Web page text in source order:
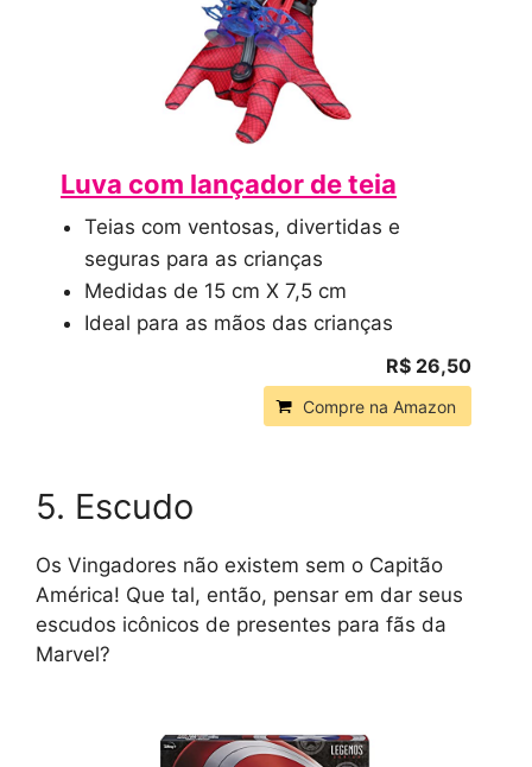
Luva com lançador de teia
Teias com ventosas, divertidas e
seguras para as crianças
Medidas de 15 cm X 7,5 cm
Ideal para as mãos das crianças
R$ 26,50
Compre na Amazon
5. Escudo
Os Vingadores não existem sem o Capitão
América! Que tal, então, pensar em dar seus
escudos icônicos de presentes para fãs da
Marvel?